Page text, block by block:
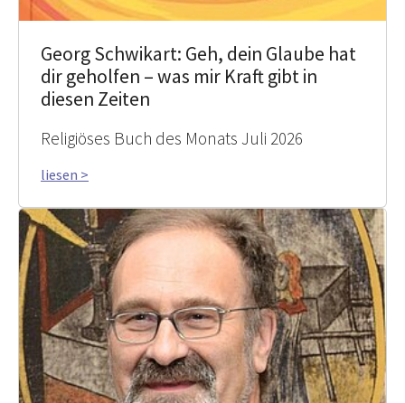
Georg Schwikart: Geh, dein Glaube hat
dir geholfen – was mir Kraft gibt in
diesen Zeiten
Religiöses Buch des Monats Juli 2026
liesen >